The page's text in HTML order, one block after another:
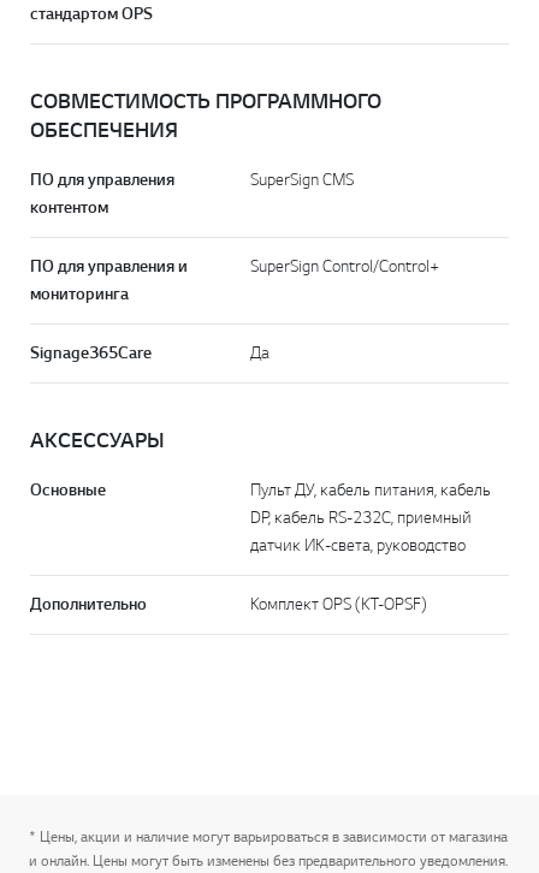
стандартом OPS
СОВМЕСТИМОСТЬ ПРОГРАММНОГО
ОБЕСПЕЧЕНИЯ
ПО для управления
контентом
SuperSign CMS
ПО для управления и
мониторинга
SuperSign Control/Control+
Signage365Care Да
АКСЕССУАРЫ
Основные
Пульт ДУ, кабель питания, кабель
DP, кабель RS-232C, приемный
датчик ИК-света, руководство
Дополнительно Комплект OPS (KT-OPSF)
* Цены, акции и наличие могут варьироваться в зависимости от магазина
и онлайн. Цены могут быть изменены без предварительного уведомления.